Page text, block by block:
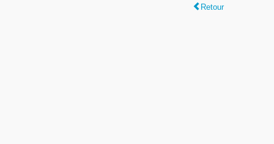
Retour